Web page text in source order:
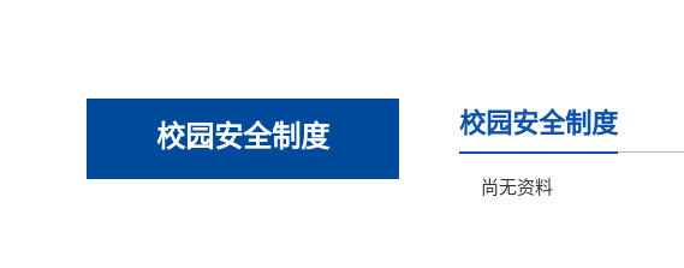
校园安全制度 校园安全制度
尚无资料